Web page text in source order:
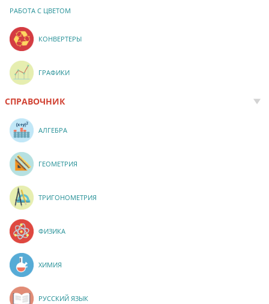
РАБОТА С ЦВЕТОМ
КОНВЕРТЕРЫ
ГРАФИКИ
СПРАВОЧНИК
АЛГЕБРА
ГЕОМЕТРИЯ
ТРИГОНОМЕТРИЯ
ФИЗИКА
ХИМИЯ
РУССКИЙ ЯЗЫК